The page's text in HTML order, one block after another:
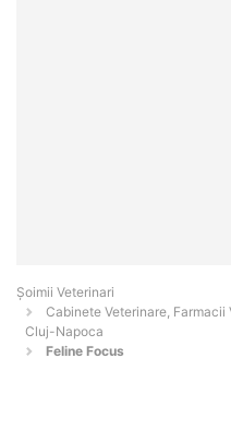
Șoimii Veterinari
Cabinete Veterinare,
Cluj-Napoca
Feline Focus